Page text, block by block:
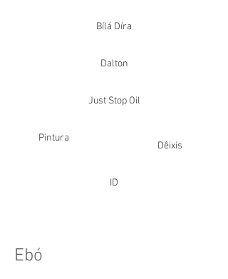
Bílá Díra
Dalton
Just Stop Oil
Pintura
Dêixis
ID
Ebó